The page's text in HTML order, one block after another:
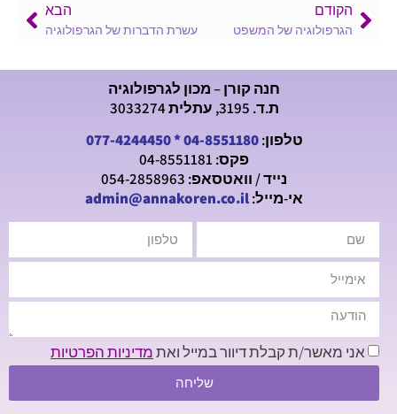
הקודם
הגרפולוגיה של המשפט
הבא
עשרת הדברות של הגרפולוגיה
חנה קורן – מכון לגרפולוגיה
ת.ד. 3195, עתלית 3033274
טלפון:04-8551180
*
077-4244450
פקס: 04-8551181
נייד / וואטסאפ: 054-2858963
אי-מייל:admin@annakoren.co.il
אני מאשר/ת קבלת דיוור במייל ואתמדיניות הפרטיות
שליחה